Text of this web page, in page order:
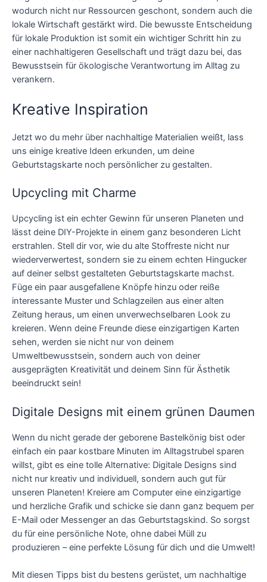
wodurch nicht nur Ressourcen geschont, sondern auch die
lokale Wirtschaft gestärkt wird. Die bewusste Entscheidung
für lokale Produktion ist somit ein wichtiger Schritt hin zu
einer nachhaltigeren Gesellschaft und trägt dazu bei, das
Bewusstsein für ökologische Verantwortung im Alltag zu
verankern.
Kreative Inspiration
Jetzt wo du mehr über nachhaltige Materialien weißt, lass
uns einige kreative Ideen erkunden, um deine
Geburtstagskarte noch persönlicher zu gestalten.
Upcycling mit Charme
Upcycling ist ein echter Gewinn für unseren Planeten und
lässt deine DIY-Projekte in einem ganz besonderen Licht
erstrahlen. Stell dir vor, wie du alte Stoffreste nicht nur
wiederverwertest, sondern sie zu einem echten Hingucker
auf deiner selbst gestalteten Geburtstagskarte machst.
Füge ein paar ausgefallene Knöpfe hinzu oder reiße
interessante Muster und Schlagzeilen aus einer alten
Zeitung heraus, um einen unverwechselbaren Look zu
kreieren. Wenn deine Freunde diese einzigartigen Karten
sehen, werden sie nicht nur von deinem
Umweltbewusstsein, sondern auch von deiner
ausgeprägten Kreativität und deinem Sinn für Ästhetik
beeindruckt sein!
Digitale Designs mit einem grünen Daumen
Wenn du nicht gerade der geborene Bastelkönig bist oder
einfach ein paar kostbare Minuten im Alltagstrubel sparen
willst, gibt es eine tolle Alternative: Digitale Designs sind
nicht nur kreativ und individuell, sondern auch gut für
unseren Planeten! Kreiere am Computer eine einzigartige
und herzliche Grafik und schicke sie dann ganz bequem per
E-Mail oder Messenger an das Geburtstagskind. So sorgst
du für eine persönliche Note, ohne dabei Müll zu
produzieren – eine perfekte Lösung für dich und die Umwelt!
Mit diesen Tipps bist du bestens gerüstet, um nachhaltige